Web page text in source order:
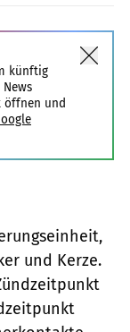
künftig
öffnen und
und Kerze.